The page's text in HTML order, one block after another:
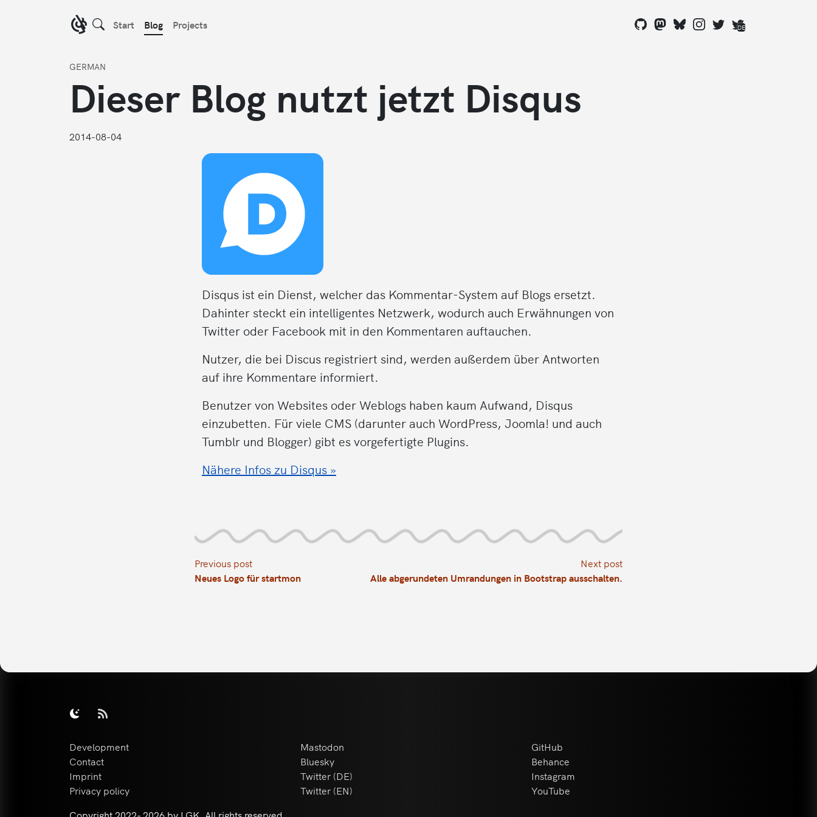
Start Blog Projects DE
GERMAN
Dieser Blog nutzt jetzt Disqus
2014-08-04
Disqus ist ein Dienst, welcher das Kommentar-System auf Blogs ersetzt.
Dahinter steckt ein intelligentes Netzwerk, wodurch auch Erwähnungen von
Twitter oder Facebook mit in den Kommentaren auftauchen.
Nutzer, die bei Discus registriert sind, werden außerdem über Antworten
auf ihre Kommentare informiert.
Benutzer von Websites oder Weblogs haben kaum Aufwand, Disqus
einzubetten. Für viele CMS (darunter auch WordPress, Joomla! und auch
Tumblr und Blogger) gibt es vorgefertigte Plugins.
Nähere Infos zu Disqus »
Previous post
Neues Logo für startmon
Next post
Alle abgerundeten Umrandungen in Bootstrap ausschalten.
Development
Contact
Imprint
Privacy policy
Mastodon
Bluesky
Twitter (DE)
Twitter (EN)
GitHub
Behance
Instagram
YouTube